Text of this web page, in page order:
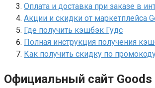
Оплата и доставка при заказе в
Акции и скидки от маркетплейса
Где получить кэшбэк Гудс
Полная инструкция получения
Как получить скидку по
Официальный сайт Goods